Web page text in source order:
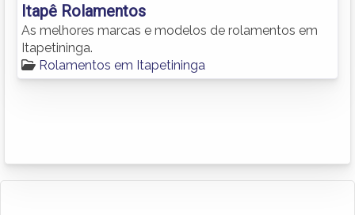
Itapê Rolamentos
As melhores marcas e modelos de rolamentos em
Itapetininga.
Rolamentos em Itapetininga